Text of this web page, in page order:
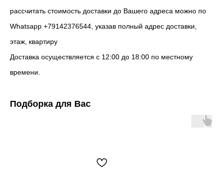
рассчитать стоимость доставки до Вашего адреса можно по
Whatsapp +79142376544, указав полный адрес доставки,
этаж, квартиру
Доставка осуществляется с 12:00 до 18:00 по местному
времени.
Подборка для Вас